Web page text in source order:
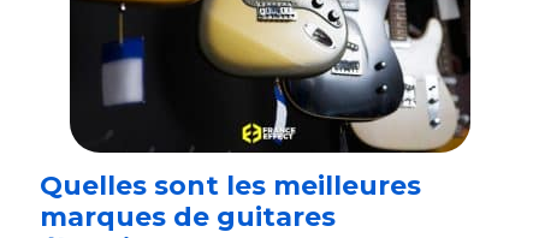
Quelles sont les meilleures
marques de guitares